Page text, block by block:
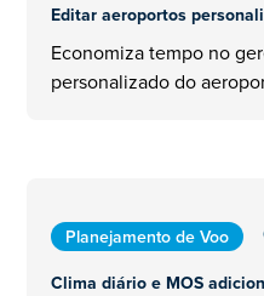
Editar aeroportos
Economiza tempo no
personalizado do
Planejamento de Voo
Clima diário e MOS